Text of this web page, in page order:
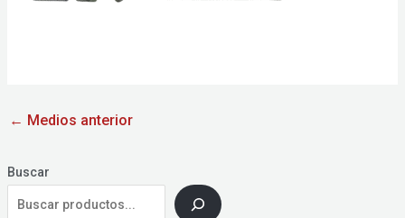
Buscar
← Medios anterior